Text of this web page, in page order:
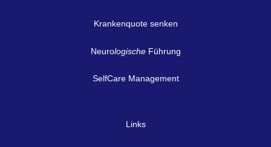
Krankenquote senken
NeurologischeFührung
SelfCare Management
Links